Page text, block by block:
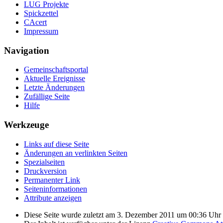
LUG Projekte
Spickzettel
CAcert
Impressum
Navigation
Gemeinschafts­portal
Aktuelle Ereignisse
Letzte Änderungen
Zufällige Seite
Hilfe
Werkzeuge
Links auf diese Seite
Änderungen an verlinkten Seiten
Spezialseiten
Druckversion
Permanenter Link
Seiten­­informationen
Attribute anzeigen
Diese Seite wurde zuletzt am 3. Dezember 2011 um 00:36 Uhr